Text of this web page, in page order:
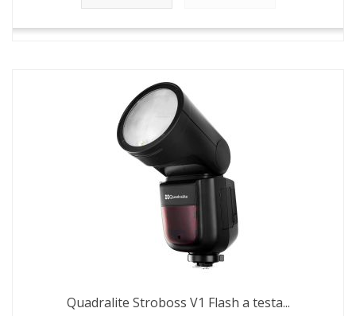
Quadralite Stroboss V1 Flash a testa...